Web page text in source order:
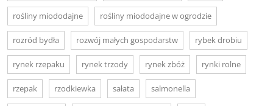
rośliny miododajne rośliny miododajne w ogrodzie
rozród bydła rozwój małych gospodarstw rybek drobiu
rynek rzepaku rynek trzody rynek zbóż rynki rolne
rzepak rzodkiewka sałata salmonella